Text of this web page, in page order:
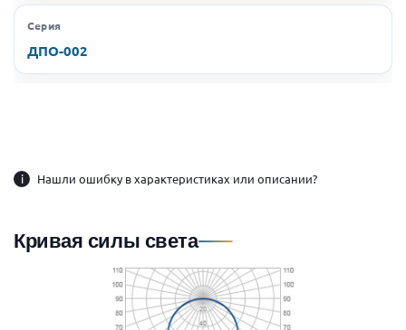
Серия
ДПО-002
i Нашли ошибку в характеристиках или описании?
Кривая силы света